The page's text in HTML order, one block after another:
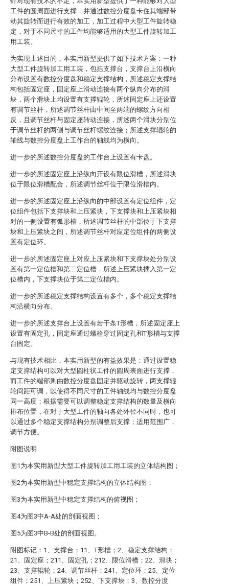
工件的圆周面进行支撑，并通过数控分度盘卡住其端部带
动其旋转而进行有效的加工，加工过程中大型工件旋转稳
定，对于不同尺寸的工件均能够适用的大型工件旋转加工
用工装。
为实现上述目的，本实用新型提供了如下技术方案：一种
大型工件旋转加工用工装，包括支撑台，支撑台上沿横向
分布设置有数控分度盘和稳定支撑结构，所述稳定支撑结
构包括固定座，固定座上滑动连接有两个纵向分布的滑
块，两个滑块上均设置有支撑辊轮，所述固定座上还设置
有调节丝杆，所述调节丝杆由中间至两端的螺纹方向相
反，且调节丝杆与固定座转动连接，所述两个滑块分别位
于调节丝杆的两侧与调节丝杆螺纹连接；所述支撑辊轮的
轴线与数控分度盘上工作台的轴线均为横向。
进一步的所述数控分度盘的工作台上设置有卡盘。
进一步的所述固定座上沿纵向开设有限位滑槽，所述滑块
位于限位滑槽配合，所述调节丝杆位于限位滑槽内。
进一步的所述固定座上沿纵向的中部设置有定位组件，定
位组件包括下支撑块和上压紧块，下支撑块和上压紧块相
对的一侧设置有弧形槽，所述调节丝杆的中部位于下支撑
块和上压紧块之间，所述调节丝杆对应定位组件的两侧设
置有定位环。
进一步的所述固定座上对应上压紧块和下支撑块处分别设
置有第一定位槽和第二定位槽，所述上压紧块插入第一定
位槽内，下支撑块位于第二定位槽内。
进一步的所述稳定支撑结构设置有多个，多个稳定支撑结
构沿横向分布。
进一步的所述支撑台上设置有若干条T形槽，所述固定座上
设置有固定孔，固定座通过螺栓穿过固定孔和T形槽与支撑
台固定。
与现有技术相比，本实用新型的有益效果是：通过设置稳
定支撑结构可以对大型圆柱状工件的圆周表面进行支撑，
而工件的端部则由数控分度盘固定并驱动旋转，两支撑辊
轮间距可调，以使得不同尺寸的工件轴线均与数控分度盘
同一高度；根据需要可以调整稳定支撑结构的数量及横向
排布位置，在对于大型工件的轴向各处外径不同时，也可
以通过多个稳定支撑结构分别调整后支撑；适用范围广，
调节方便。
附图说明
图1为本实用新型大型工件旋转加工用工装的立体结构图；
图2为本实用新型中稳定支撑结构的立体结构图；
图3为本实用新型中稳定支撑结构的俯视图；
图4为图3中A-A处的剖面视图；
图5为图3中B-B处的剖面视图。
附图标记：1、支撑台；11、T形槽；2、稳定支撑结构；
21、固定座；211、固定孔；212、限位滑槽；22、滑块；
23、支撑辊轮；24、调节丝杆；241、定位环；25、定位
组件；251、上压紧块；252、下支撑块；3、数控分度